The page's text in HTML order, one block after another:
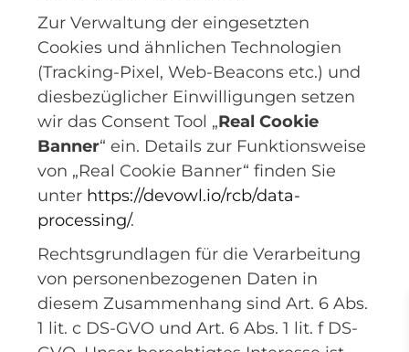
Zur Verwaltung der eingesetzten
Cookies und ähnlichen Technologien
(Tracking-Pixel, Web-Beacons etc.) und
diesbezüglicher Einwilligungen setzen
wir das Consent Tool „Real Cookie
Banner“ ein. Details zur Funktionsweise
von „Real Cookie Banner“ finden Sie
unter https://devowl.io/rcb/data-
processing/.
Rechtsgrundlagen für die Verarbeitung
von personenbezogenen Daten in
diesem Zusammenhang sind Art. 6 Abs.
1 lit. c DS-GVO und Art. 6 Abs. 1 lit. f DS-